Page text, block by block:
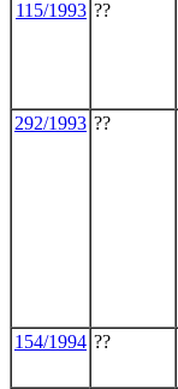
115/1993 ??
292/1993 ??
154/1994 ??